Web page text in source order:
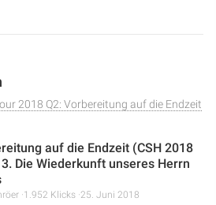
in den letzten Tagen
des neuen Bundes für die
2018 Q2: Vorbereitung auf die Endzeit
auf die Endzeit (CSH 2018
Die Wiederkunft unseres Herrn
1.952 Klicks 25. Juni 2018